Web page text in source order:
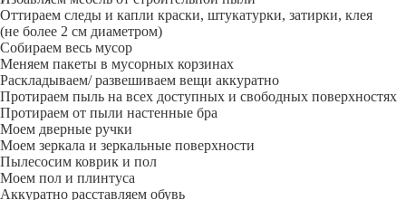
Оттираем следы и капли краски, штукатурки, затирки, клея
(не более 2 см диаметром)
Собираем весь мусор
Меняем пакеты в мусорных корзинах
Раскладываем/ развешиваем вещи аккуратно
Протираем пыль на всех доступных и свободных поверхностях
Протираем от пыли настенные бра
Моем дверные ручки
Моем зеркала и зеркальные поверхности
Пылесосим коврик и пол
Моем пол и плинтуса
Аккуратно расставляем обувь